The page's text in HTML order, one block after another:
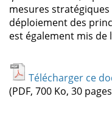
mesures
déploiement des
est également mis de
Télécharger ce
(PDF, 700 Ko, 30